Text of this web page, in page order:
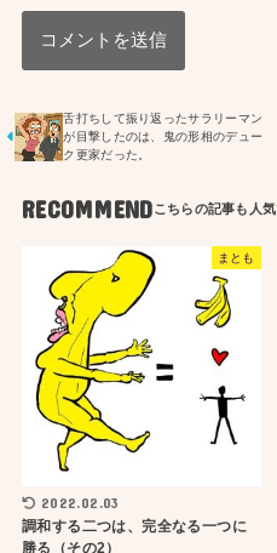
舌打ちして振り返ったサラリーマン
が目撃したのは、鬼の形相のデュー
ク更家だった。
RECOMMEND
まとも
2022.02.03
調和する二つは、完全なる一つに
勝る（その2）